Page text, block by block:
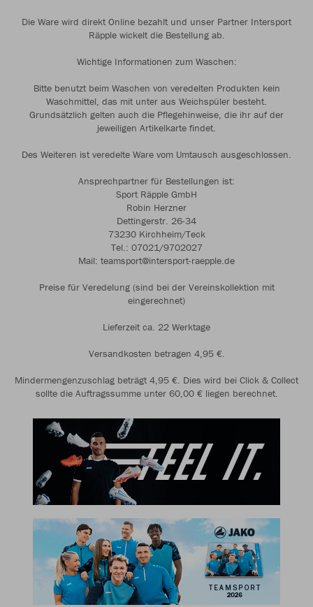
Die Ware wird direkt Online bezahlt und unser Partner Intersport
Räpple wickelt die Bestellung ab.
Wichtige Informationen zum Waschen:
Bitte benutzt beim Waschen von veredelten Produkten kein
Waschmittel, das mit unter aus Weichspüler besteht.
Grundsätzlich gelten auch die Pflegehinweise, die ihr auf der
jeweiligen Artikelkarte findet.
Des Weiteren ist veredelte Ware vom Umtausch ausgeschlossen.
Ansprechpartner für Bestellungen ist:
Sport Räpple GmbH
Robin Herzner
Dettingerstr. 26-34
73230 Kirchheim/Teck
Tel.: 07021/9702027
Mail: teamsport@intersport-raepple.de
Preise für Veredelung (sind bei der Vereinskollektion mit
eingerechnet)
Lieferzeit ca. 22 Werktage
Versandkosten betragen 4,95 €.
Mindermengenzuschlag beträgt 4,95 €. Dies wird bei Click & Collect
sollte die Auftragssumme unter 60,00 € liegen berechnet.